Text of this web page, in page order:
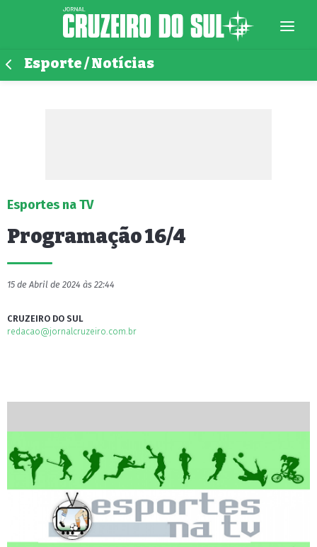
Esporte / Notícias
Esportes na TV
Programação 16/4
15 de Abril de 2024 às 22:44
CRUZEIRO DO SUL
redacao@jornalcruzeiro.com.br